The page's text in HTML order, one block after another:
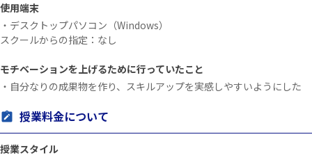
使用端末
・デスクトップパソコン（Windows）
スクールからの指定：なし
モチベーションを上げるために行っていたこと
・自分なりの成果物を作り、スキルアップを実感しやすいようにした
授業料金について
授業スタイル